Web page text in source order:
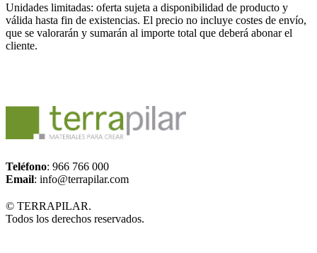
Unidades limitadas: oferta sujeta a disponibilidad de producto y
válida hasta fin de existencias. El precio no incluye costes de envío,
que se valorarán y sumarán al importe total que deberá abonar el
cliente.
Teléfono: 966 766 000
Email: info@terrapilar.com
© TERRAPILAR.
Todos los derechos reservados.